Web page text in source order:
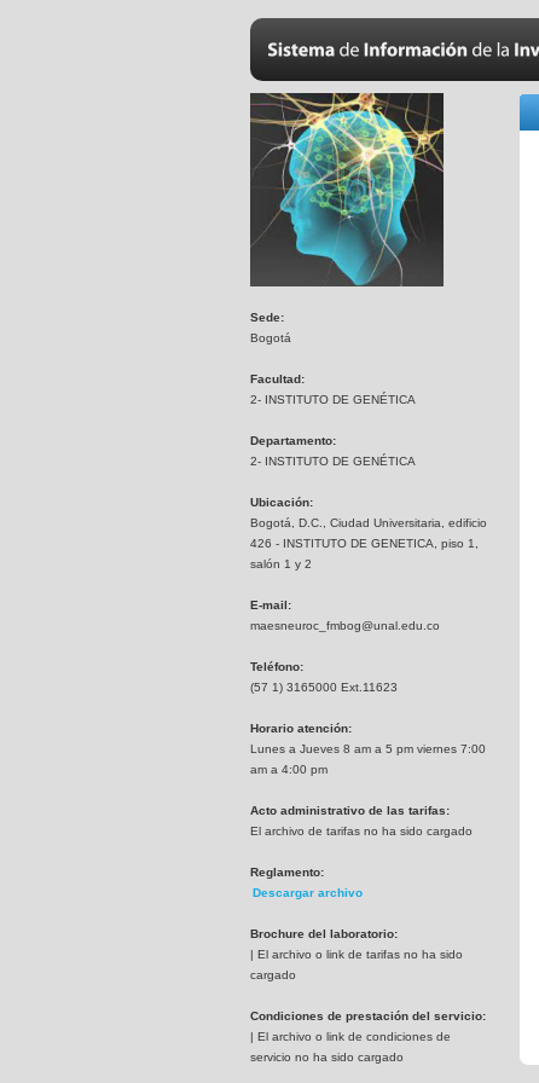
Sede:
Bogotá
Facultad:
2- INSTITUTO DE GENÉTICA
Departamento:
2- INSTITUTO DE GENÉTICA
Ubicación:
Bogotá, D.C., Ciudad Universitaria, edificio
426 - INSTITUTO DE GENETICA, piso 1,
salón 1 y 2
E-mail:
maesneuroc_fmbog@unal.edu.co
Teléfono:
(57 1) 3165000 Ext.11623
Horario atención:
Lunes a Jueves 8 am a 5 pm viernes 7:00
am a 4:00 pm
Acto administrativo de las tarifas:
El archivo de tarifas no ha sido cargado
Reglamento:
Descargar archivo
Brochure del laboratorio:
| El archivo o link de tarifas no ha sido
cargado
Condiciones de prestación del servicio:
| El archivo o link de condiciones de
servicio no ha sido cargado